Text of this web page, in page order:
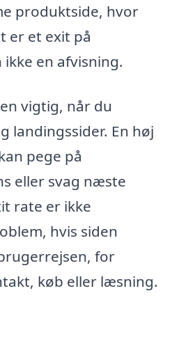
produktside, hvor
er et exit på
en afvisning.
vigtig, når du
landingssider. En høj
pege på
eller svag næste
rate er ikke
hvis siden
for
køb eller læsning.